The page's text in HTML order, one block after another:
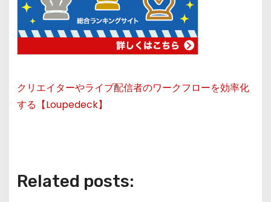
クリエイターやライブ配信者のワークフローを効率化
する【Loupedeck】
Related posts: